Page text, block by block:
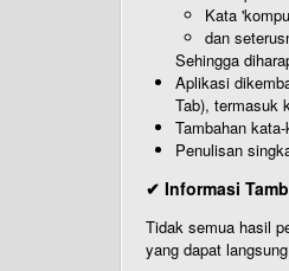
Kata
dan
Sehingga
Aplikasi
Tab), termasuk
Tambahan
Penulisan
✔ Informasi
Tidak semua hasil
yang dapat